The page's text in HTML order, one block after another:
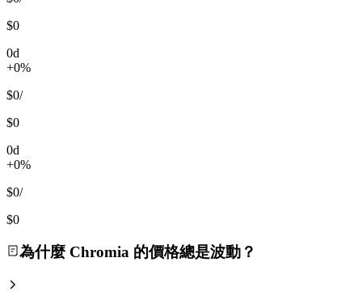
$0
0d
+0%
$0/
$0
0d
+0%
$0/
$0
為什麼 Chromia 的價格總是波動？